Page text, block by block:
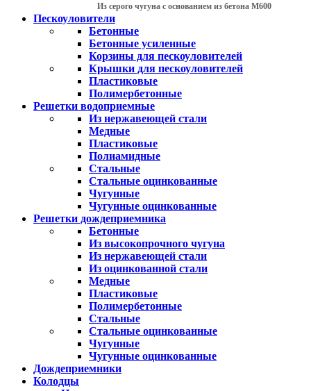
Из серого чугуна с основанием из бетона М600
Пескоуловители
Бетонные
Бетонные усиленные
Корзины для пескоуловителей
Крышки для пескоуловителей
Пластиковые
Полимербетонные
Решетки водоприемные
Из нержавеющей стали
Медные
Пластиковые
Полиамидные
Стальные
Стальные оцинкованные
Чугунные
Чугунные оцинкованные
Решетки дождеприемника
Бетонные
Из высокопрочного чугуна
Из нержавеющей стали
Из оцинкованной стали
Медные
Пластиковые
Полимербетонные
Стальные
Стальные оцинкованные
Чугунные
Чугунные оцинкованные
Дождеприемники
Колодцы